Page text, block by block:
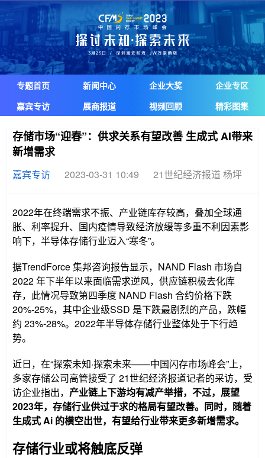
专题首页 新闻中心 企业大奖
企业专区
嘉宾专访
展商报道 视频回顾 精彩图集
存储市场“迎春”：供求关系有望改善 生成式 AI带来
新增需求
嘉宾专访 2023-03-31 10:49 21世纪经济报道 杨坪
2022年在终端需求不振、产业链库存较高，叠加全球通
胀、利率提升、国内疫情导致经济放缓等多重不利因素影
响下，半导体存储行业迈入“寒冬”。
据TrendForce 集邦咨询报告显示，NAND Flash 市场自
2022 年下半年以来面临需求逆风，供应链积极去化库
存，此情况导致第四季度 NAND Flash 合约价格下跌
20%-25%，其中企业级SSD 是下跌最剧烈的产品，跌幅
约 23%-28%。2022年半导体存储行业整体处于下行趋
势。
近日，在“探索未知·探索未来——中国闪存市场峰会”上，
多家存储公司高管接受了 21世纪经济报道记者的采访，受
访企业指出， 产业链上下游均有减产举措，不过，展望
2023年，存储行业供过于求的格局有望改善。同时，随着
生成式 Ai 的横空出世，有望给行业带来更多新增需求。
存储行业或将触底反弹